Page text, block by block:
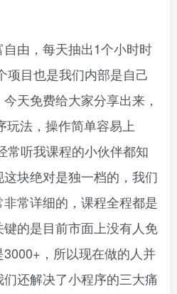
由，每天抽出1个小时时
项目也是我们内部是自己
天免费给大家分享出来，
玩法，操作简单容易上
常听我课程的小伙伴都知
块绝对是独一档的，我们
常详细的，课程全程都是
的是目前市面上没有人免
，所以现在做的人并
还解决了小程序的三大痛